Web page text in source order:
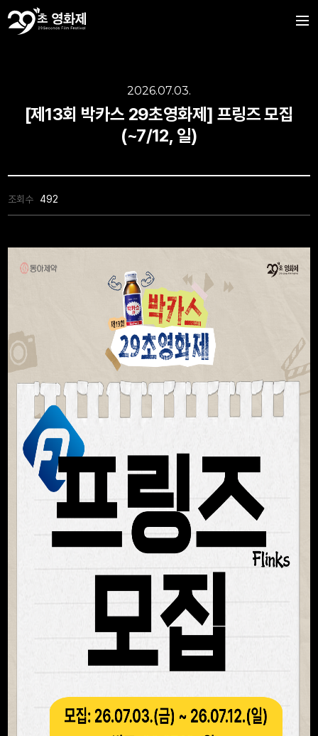
2026.07.03.
[제13회 박카스 29초영화제] 프링즈 모집
(~7/12, 일)
조회수 492